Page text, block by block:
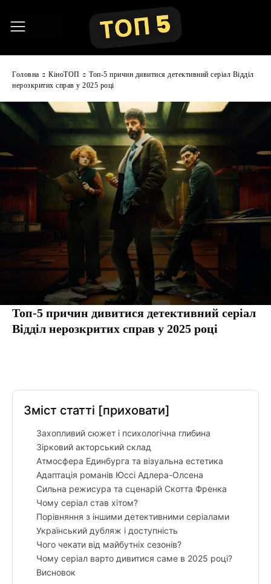
Головна КіноТОП
Топ-5 причин дивитися детективний серіал Відділ
нерозкритих справ у 2025 році
Топ-5 причин дивитися детективний серіал
Відділ нерозкритих справ у 2025 році
Зміст статті [приховати]
Захопливий сюжет і психологічна глибина
Зірковий акторський склад
Атмосфера Единбурга та візуальна естетика
Адаптація романів Юссі Адлера-Олсена
Сильна режисура та сценарій Скотта Френка
Чому серіал став хітом?
Порівняння з іншими детективними серіалами
Український дубляж і доступність
Чого чекати від майбутніх сезонів?
Чому серіал варто дивитися саме в 2025 році?
Висновок